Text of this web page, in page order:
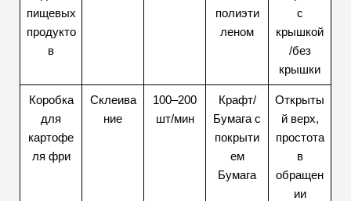
пищевых
продукто
в
полиэти
леном
с
крышкой
/без
крышки
Коробка
для
картофе
ля фри
Склеива
ние
100–200
шт/мин
Крафт/
Бумага с
покрыти
ем
Бумага
Открыты
й верх,
простота
в
обращен
ии